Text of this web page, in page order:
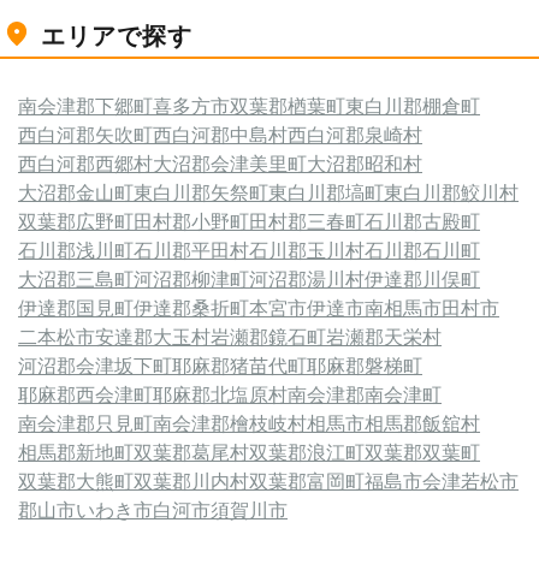
エリアで探す
南会津郡下郷町喜多方市双葉郡楢葉町東白川郡棚倉町
西白河郡矢吹町西白河郡中島村西白河郡泉崎村
西白河郡西郷村大沼郡会津美里町大沼郡昭和村
大沼郡金山町東白川郡矢祭町東白川郡塙町東白川郡鮫川村
双葉郡広野町田村郡小野町田村郡三春町石川郡古殿町
石川郡浅川町石川郡平田村石川郡玉川村石川郡石川町
大沼郡三島町河沼郡柳津町河沼郡湯川村伊達郡川俣町
伊達郡国見町伊達郡桑折町本宮市伊達市南相馬市田村市
二本松市安達郡大玉村岩瀬郡鏡石町岩瀬郡天栄村
河沼郡会津坂下町耶麻郡猪苗代町耶麻郡磐梯町
耶麻郡西会津町耶麻郡北塩原村南会津郡南会津町
南会津郡只見町南会津郡檜枝岐村相馬市相馬郡飯舘村
相馬郡新地町双葉郡葛尾村双葉郡浪江町双葉郡双葉町
双葉郡大熊町双葉郡川内村双葉郡富岡町福島市会津若松市
郡山市いわき市白河市須賀川市